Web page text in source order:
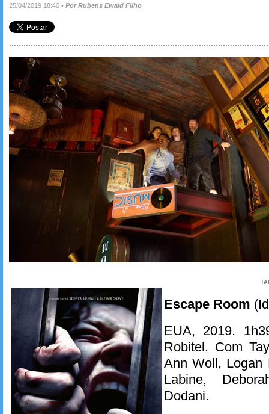
25/04/2019 18:40 • Por Rubens Ewald Filho
Escape Room
EUA, 2019.
Robitel. Com
Ann Woll, Logan
Labine,
Dodani.